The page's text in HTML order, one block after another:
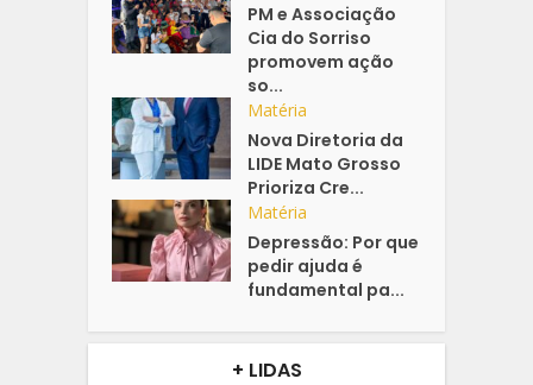
PM e Associação
Cia do Sorriso
promovem ação
so...
Matéria
Nova Diretoria da
LIDE Mato Grosso
Prioriza Cre...
Matéria
Depressão: Por que
pedir ajuda é
fundamental pa...
+ LIDAS